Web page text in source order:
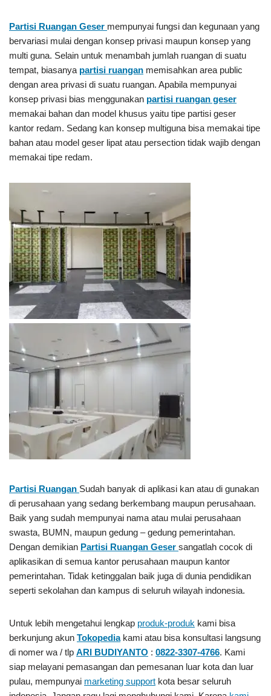
Partisi Ruangan Geser mempunyai fungsi dan kegunaan yang
bervariasi mulai dengan konsep privasi maupun konsep yang
multi guna. Selain untuk menambah jumlah ruangan di suatu
tempat, biasanya partisi ruangan memisahkan area public
dengan area privasi di suatu ruangan. Apabila mempunyai
konsep privasi bias menggunakan partisi ruangan geser
memakai bahan dan model khusus yaitu tipe partisi geser
kantor redam. Sedang kan konsep multiguna bisa memakai tipe
bahan atau model geser lipat atau persection tidak wajib dengan
memakai tipe redam.
Partisi Ruangan Sudah banyak di aplikasi kan atau di gunakan
di perusahaan yang sedang berkembang maupun perusahaan.
Baik yang sudah mempunyai nama atau mulai perusahaan
swasta, BUMN, maupun gedung – gedung pemerintahan.
Dengan demikian Partisi Ruangan Geser sangatlah cocok di
aplikasikan di semua kantor perusahaan maupun kantor
pemerintahan. Tidak ketinggalan baik juga di dunia pendidikan
seperti sekolahan dan kampus di seluruh wilayah indonesia.
Untuk lebih mengetahui lengkap produk-produk kami bisa
berkunjung akun Tokopediakami atau bisa konsultasi langsung
di nomer wa / tlp ARI BUDIYANTO : 0822-3307-4766. Kami
siap melayani pemasangan dan pemesanan luar kota dan luar
pulau, mempunyai marketing support kota besar seluruh